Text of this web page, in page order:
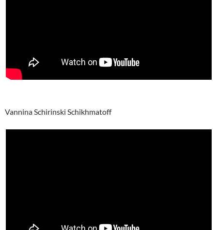
Vannina Schirinski Schikhmatoff